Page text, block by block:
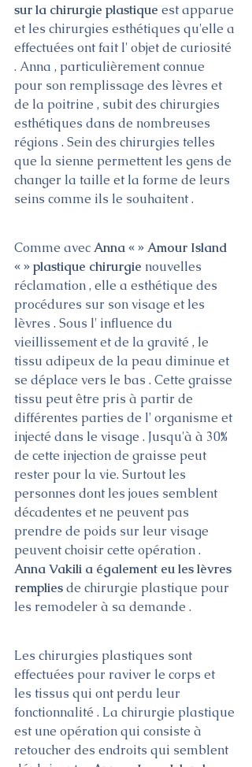
sur la chirurgie plastique est apparue
et les chirurgies esthétiques qu'elle a
effectuées ont fait l' objet de curiosité
. Anna , particulièrement connue
pour son remplissage des lèvres et
de la poitrine , subit des chirurgies
esthétiques dans de nombreuses
régions . Sein des chirurgies telles
que la sienne permettent les gens de
changer la taille et la forme de leurs
seins comme ils le souhaitent .
Comme avec Anna « » Amour Island
« » plastique chirurgie nouvelles
réclamation , elle a esthétique des
procédures sur son visage et les
lèvres . Sous l' influence du
vieillissement et de la gravité , le
tissu adipeux de la peau diminue et
se déplace vers le bas . Cette graisse
tissu peut être pris à partir de
différentes parties de l' organisme et
injecté dans le visage . Jusqu'à à 30%
de cette injection de graisse peut
rester pour la vie. Surtout les
personnes dont les joues semblent
décadentes et ne peuvent pas
prendre de poids sur leur visage
peuvent choisir cette opération .
Anna Vakili a également eu les lèvres
remplies de chirurgie plastique pour
les remodeler à sa demande .
Les chirurgies plastiques sont
effectuées pour raviver le corps et
les tissus qui ont perdu leur
fonctionnalité . La chirurgie plastique
est une opération qui consiste à
retoucher des endroits qui semblent